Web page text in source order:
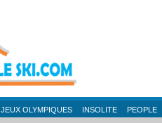
JEUX OLYMPIQUES INSOLITE PEOPLE